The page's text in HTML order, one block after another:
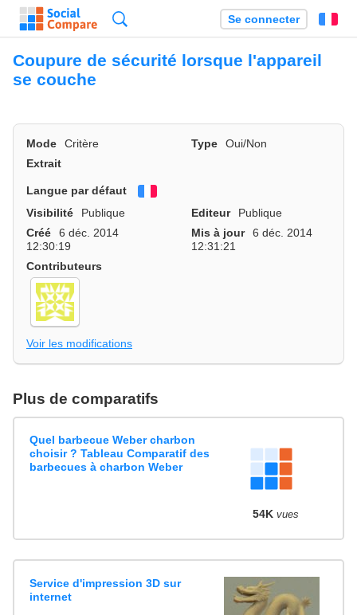
Se connecter
Coupure de sécurité lorsque l'appareil
se couche
Mode Critère Type
Oui/Non
Extrait
Langue par défaut
Visibilité
Publique Editeur
Publique
Créé
6 déc. 2014
12:30:19
Mis à jour
6 déc. 2014
12:31:21
Contributeurs
Voir les modifications
Plus de comparatifs
Quel barbecue Weber charbon
choisir ? Tableau Comparatif des
barbecues à charbon Weber
54K vues
Service d'impression 3D sur
internet